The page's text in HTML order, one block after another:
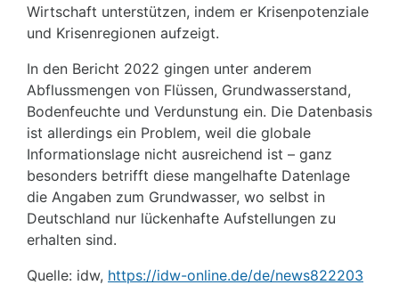
Wirtschaft unterstützen, indem er Krisenpotenziale
und Krisenregionen aufzeigt.
In den Bericht 2022 gingen unter anderem
Abflussmengen von Flüssen, Grundwasserstand,
Bodenfeuchte und Verdunstung ein. Die Datenbasis
ist allerdings ein Problem, weil die globale
Informationslage nicht ausreichend ist – ganz
besonders betrifft diese mangelhafte Datenlage
die Angaben zum Grundwasser, wo selbst in
Deutschland nur lückenhafte Aufstellungen zu
erhalten sind.
Quelle: idw, https://idw-online.de/de/news822203